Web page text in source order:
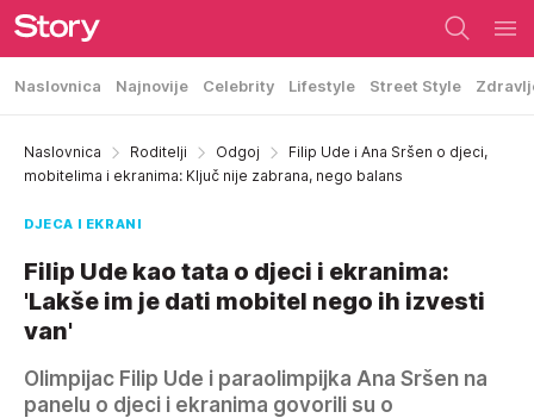
Naslovnica Najnovije Celebrity Lifestyle Street Style
Naslovnica Roditelji Odgoj
Filip Ude i Ana Sršen o djeci,
mobitelima i ekranima: Ključ nije zabrana, nego balans
DJECA I EKRANI
Filip Ude kao tata o djeci i ekranima:
'Lakše im je dati mobitel nego ih izvesti
van'
Olimpijac Filip Ude i paraolimpijka Ana Sršen na
panelu o djeci i ekranima govorili su o